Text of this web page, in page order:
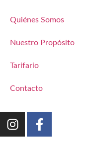
Quiénes Somos
Nuestro Propósito
Tarifario
Contacto